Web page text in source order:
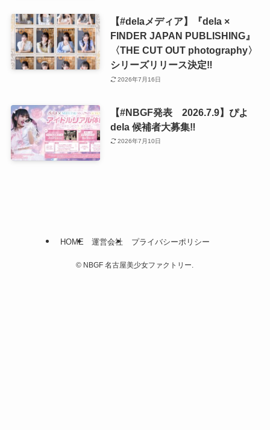
【#delaメディア】『dela ×
FINDER JAPAN PUBLISHING』
〈THE CUT OUT photography〉
シリーズリリース決定‼️
2026年7月16日
【#NBGF発表 2026.7.9】ぴよ
dela 候補者大募集‼️
2026年7月10日
HOME 運営会社 プライバシーポリシー
© NBGF 名古屋美少女ファクトリー.